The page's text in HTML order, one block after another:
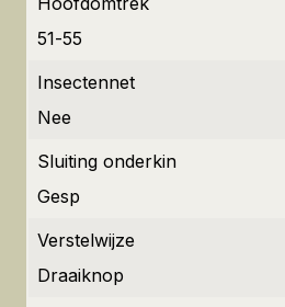
51-55
Insectennet
Nee
Sluiting onderkin
Gesp
Verstelwijze
Draaiknop